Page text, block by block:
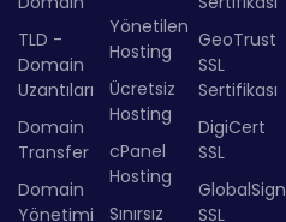
TLD -
Domain
Uzantıları
Domain
Transfer
Domain
Yönetimi
Yönetilen
Hosting
Ücretsiz
Hosting
cPanel
Hosting
Sınırsız
GeoTrust
SSL
Sertifikası
DigiCert
SSL
GlobalSign
SSL